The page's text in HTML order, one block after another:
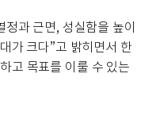
과 근면, 성실함을 높이
가 크다”고 밝히면서 한
고 목표를 이룰 수 있는